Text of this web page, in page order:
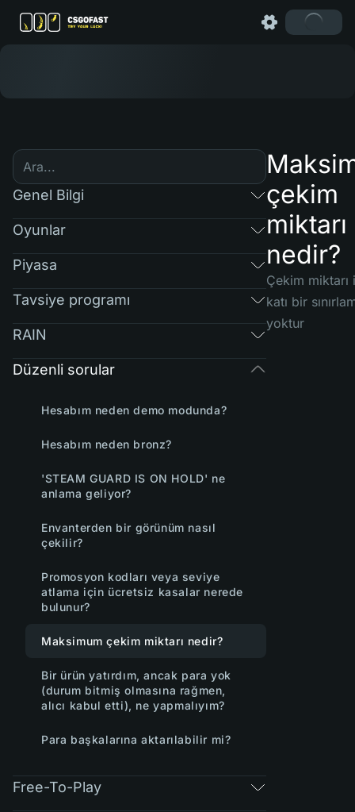
Genel Bilgi
Oyunlar
Piyasa
Tavsiye programı
RAIN
Düzenli sorular
Hesabım neden demo modunda?
Hesabım neden bronz?
'STEAM GUARD IS ON HOLD' ne
anlama geliyor?
Envanterden bir görünüm nasıl
çekilir?
Promosyon kodları veya seviye
atlama için ücretsiz kasalar nerede
bulunur?
Maksimum çekim miktarı nedir?
Bir ürün yatırdım, ancak para yok
(durum bitmiş olmasına rağmen,
alıcı kabul etti), ne yapmalıyım?
Para başkalarına aktarılabilir mi?
Free-To-Play
çekim
miktarı
nedir?
Çekim miktarı
katı bir
yoktur